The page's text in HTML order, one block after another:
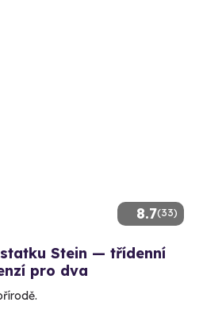
8.7(33)
Stein — třídenní
pro dva